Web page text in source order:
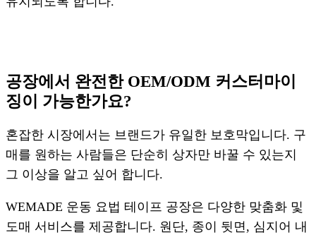
공장에서 완전한 OEM/ODM 커스터마이
징이 가능한가요?
혼잡한 시장에서는 브랜드가 유일한 보호막입니다. 구
매를 원하는 사람들은 단순히 상자만 바꿀 수 있는지
그 이상을 알고 싶어 합니다.
WEMADE 운동 요법 테이프 공장은 다양한 맞춤화 및
도매 서비스를 제공합니다. 원단, 종이 뒷면, 심지어 내